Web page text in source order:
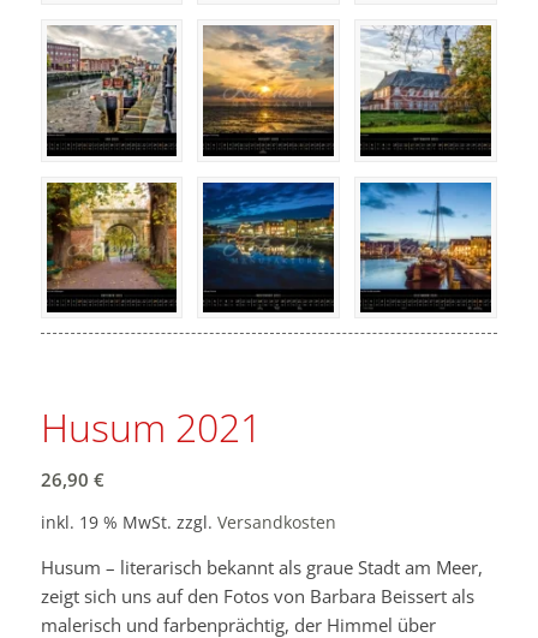
Husum 2021
26,90 €
inkl. 19 % MwSt. zzgl. Versandkosten
Husum – literarisch bekannt als graue Stadt am Meer,
zeigt sich uns auf den Fotos von Barbara Beissert als
malerisch und farbenprächtig, der Himmel über